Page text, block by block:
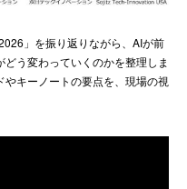
」を振り返りながら、AIが前
う変わっていくのかを整理しま
キーノートの要点を、現場の視